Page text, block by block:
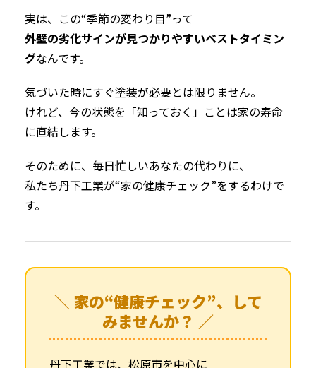
実は、この“季節の変わり目”って
外壁の劣化サインが見つかりやすいベストタイミン
グなんです。
気づいた時にすぐ塗装が必要とは限りません。
けれど、今の状態を「知っておく」ことは家の寿命
に直結します。
そのために、毎日忙しいあなたの代わりに、
私たち丹下工業が“家の健康チェック”をするわけで
す。
＼ 家の“健康チェック”、して
みませんか？ ／
丹下工業では、松原市を中心に